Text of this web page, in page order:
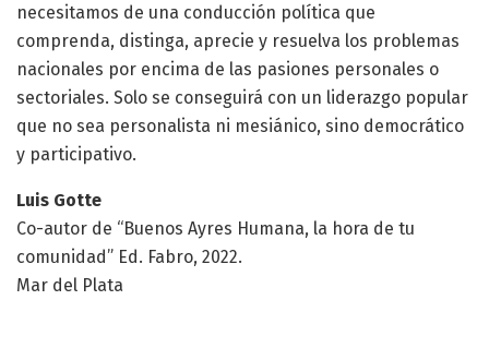
necesitamos de una conducción política que
comprenda, distinga, aprecie y resuelva los problemas
nacionales por encima de las pasiones personales o
sectoriales. Solo se conseguirá con un liderazgo popular
que no sea personalista ni mesiánico, sino democrático
y participativo.
Luis Gotte
Co-autor de “Buenos Ayres Humana, la hora de tu
comunidad” Ed. Fabro, 2022.
Mar del Plata